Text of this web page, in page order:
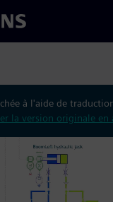
à l'aide de
la version originale en